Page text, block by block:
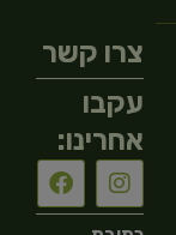
צרו קשר
עקבו
אחרינו: